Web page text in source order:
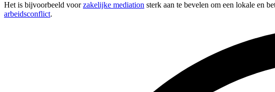
Het is bijvoorbeeld voorzakelijke mediation sterk aan te bevelen om een lokale en
arbeidsconflict.